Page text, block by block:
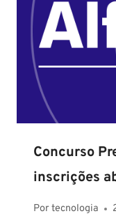
Concurso
inscrições
Portecnologia